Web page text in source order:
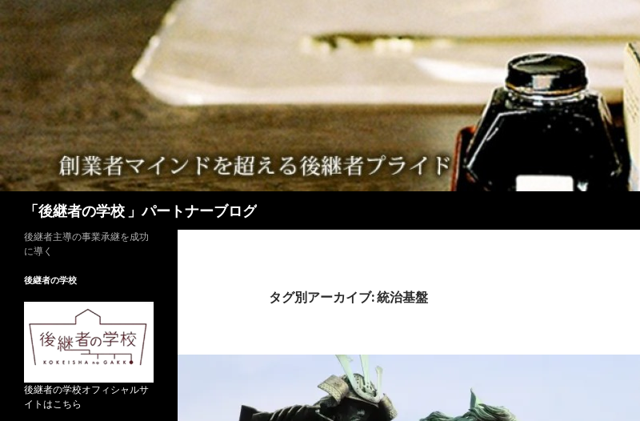
「後継者の学校 」パートナーブログ
タグ別アーカイブ: 統治基盤
後継者主導の事業承継を成功
に導く
後継者の学校
後継者の学校オフィシャルサ
イトはこちら